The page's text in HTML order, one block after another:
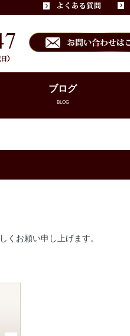
ブログ
BLOG
くお願い申し上げます。